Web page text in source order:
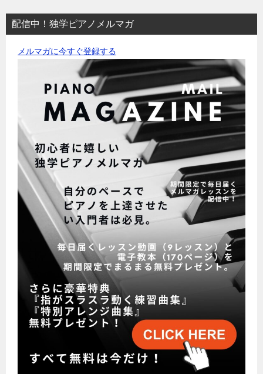
配信中！独学ピアノメルマガ
メルマガに今すぐ登録する